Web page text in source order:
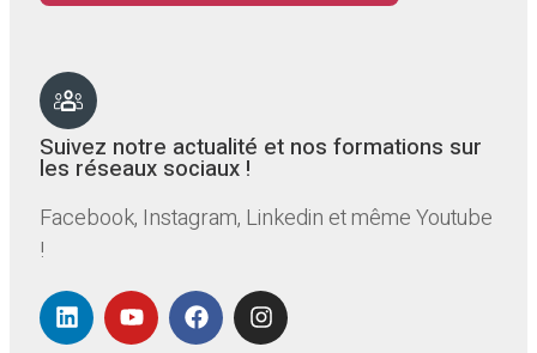
Suivez notre actualité et nos formations sur
les réseaux sociaux !
Facebook, Instagram, Linkedin et même Youtube
!